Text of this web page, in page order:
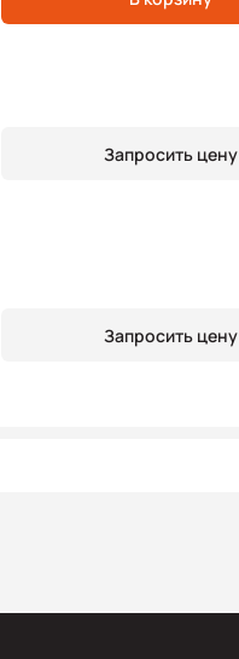
Запросить цену
Запросить цену